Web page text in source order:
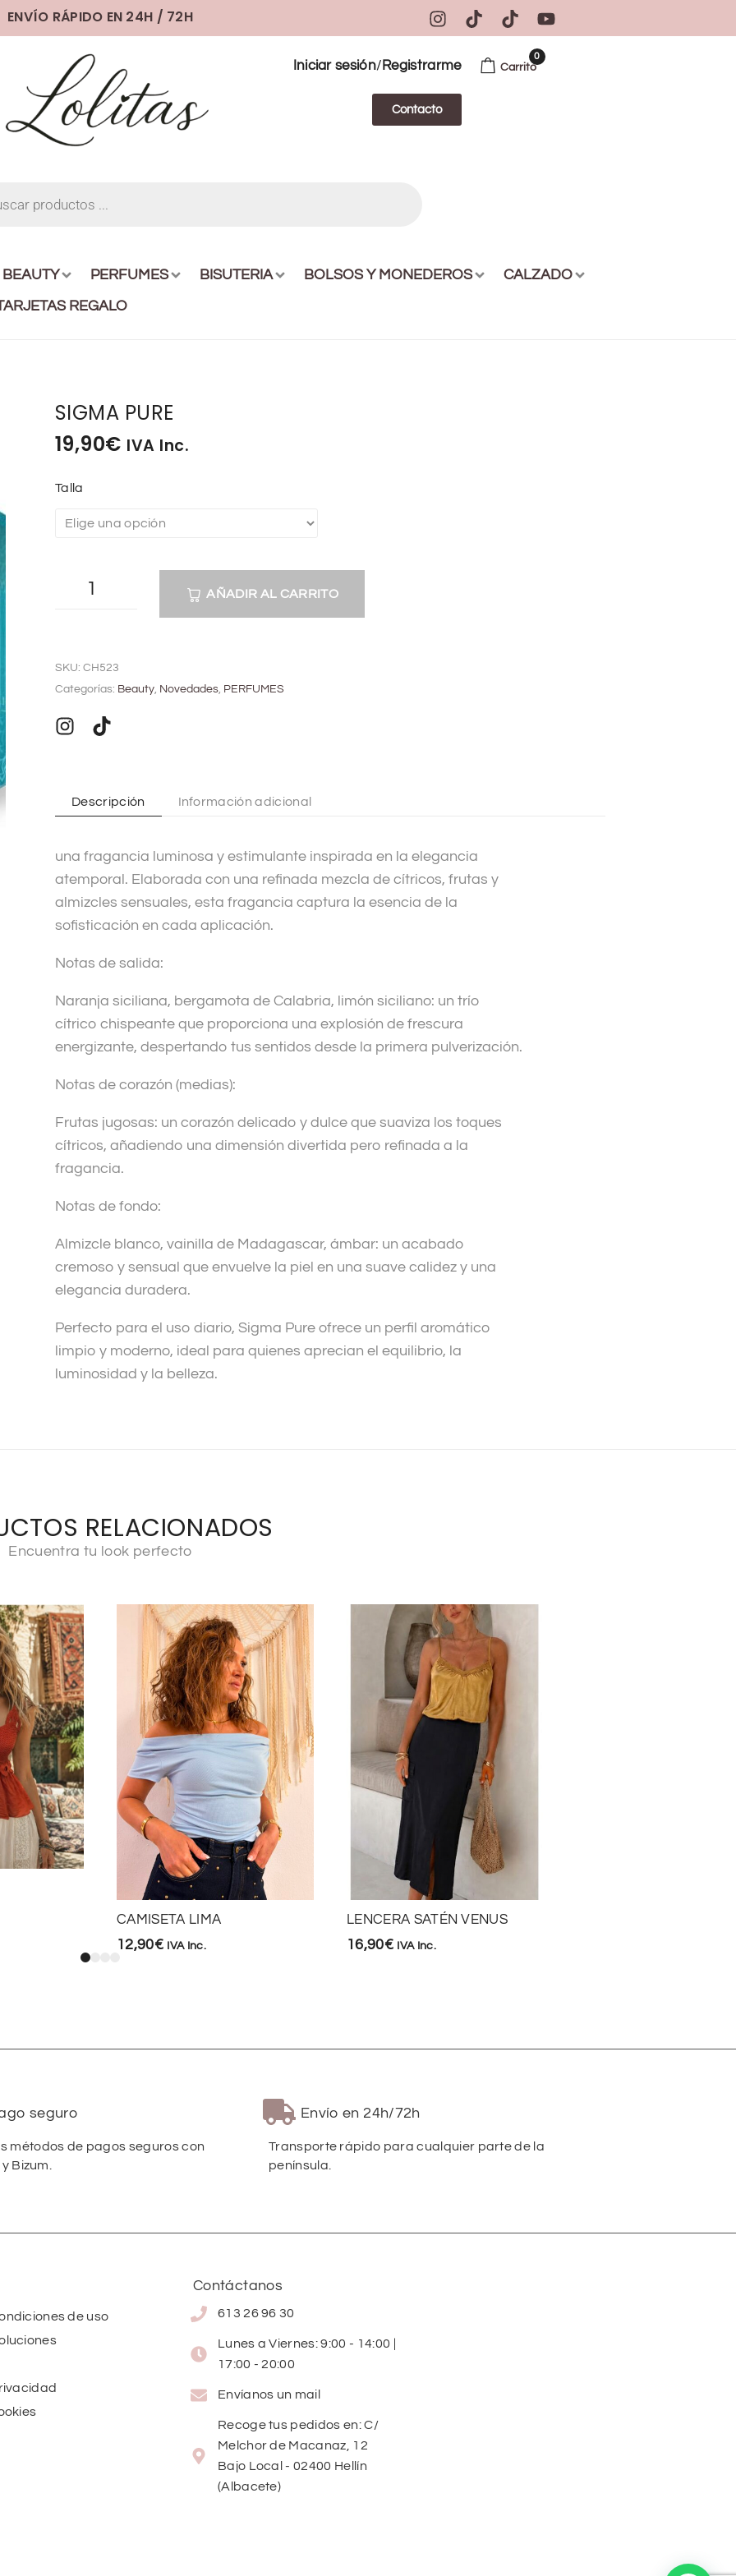
ENVÍO RÁPIDO EN 24H / 72H
Iniciar sesión/ Registrarme
Contacto
Carrito
0
BEAUTY PERFUMES BISUTERIA BOLSOS Y MONEDEROS
CALZADO
REGALO
SIGMA PURE
19,90€ IVA Inc.
Talla
AÑADIR AL CARRITO
t
r
i
e
:
SKU: CH523
Categorías: Beauty, Novedades, PERFUMES
Descripción Información adicional
una fragancia luminosa y estimulante inspirada en la elegancia
atemporal. Elaborada con una refinada mezcla de cítricos, frutas y
almizcles sensuales, esta fragancia captura la esencia de la
sofisticación en cada aplicación.
Notas de salida:
Naranja siciliana, bergamota de Calabria, limón siciliano: un trío
cítrico chispeante que proporciona una explosión de frescura
energizante, despertando tus sentidos desde la primera pulverización.
Notas de corazón (medias):
Frutas jugosas: un corazón delicado y dulce que suaviza los toques
cítricos, añadiendo una dimensión divertida pero refinada a la
fragancia.
Notas de fondo:
Almizcle blanco, vainilla de Madagascar, ámbar: un acabado
cremoso y sensual que envuelve la piel en una suave calidez y una
elegancia duradera.
Perfecto para el uso diario, Sigma Pure ofrece un perfil aromático
limpio y moderno, ideal para quienes aprecian el equilibrio, la
luminosidad y la belleza.
RELACIONADOS
Encuentra tu look perfecto
CAMISETA LIMA
12,90€ IVA Inc.
LENCERA SATÉN VENUS
16,90€ IVA Inc.
seguro
métodos de pagos seguros con
Bizum.
Envío en 24h/72h
Transporte rápido para cualquier parte de la
península.
de uso
Contáctanos
613 26 96 30
Lunes a Viernes: 9:00 - 14:00 |
17:00 - 20:00
Envíanos un mail
Recoge tus pedidos en: C/
Melchor de Macanaz, 12
Bajo Local - 02400 Hellín
(Albacete)